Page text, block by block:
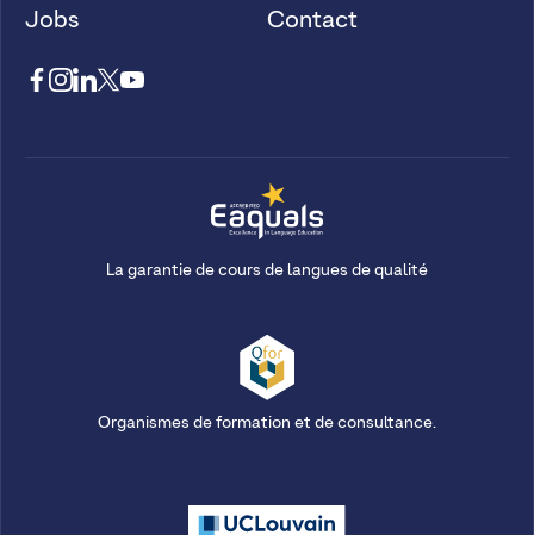
Jobs Contact
La garantie de cours de langues de qualité
Organismes de formation et de consultance.